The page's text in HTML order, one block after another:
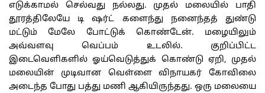
எடுக்காமல்
செல்வது நல்லது. முதல் மலையில்
பாதி
தூரத்திலேயே
டி ஷர்ட் களைந்து நனைந்தத்
துண்டு
மட்டும்
மேலே போட்டுக் கொண்டேன். மழையிலும்
அவ்வளவு
வெப்பம் உடலில். குறிப்பிட்ட
இடைவெளிகளில் ஓய்வெடுத்துக் கொண்டு ஏறி, முதல்
மலையின்
முடிவான வெள்ளை விநாயகர்
கோவிலை
அடைந்த போது பத்து மணி ஆகியிருந்தது. ஒரு மலையை